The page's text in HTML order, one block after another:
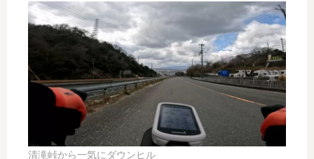
清滝峠から一気にダウンヒル